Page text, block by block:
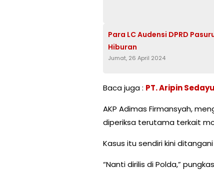
Para LC Audensi DPRD
Hiburan
Jumat, 26 April 2024
Baca juga : PT. Aripin
AKP Adimas Firmansyah,
diperiksa terutama terkait
Kasus itu sendiri kini
“Nanti dirilis di Polda,”